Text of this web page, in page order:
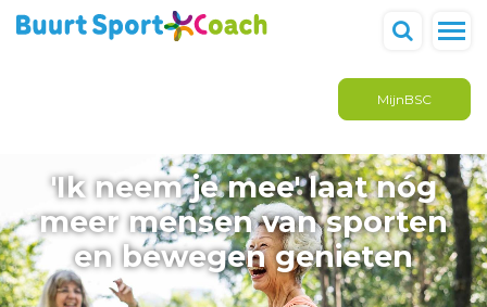
MijnBSC
'Ik neem je mee' laat nóg
meer mensen van sporten
en bewegen genieten